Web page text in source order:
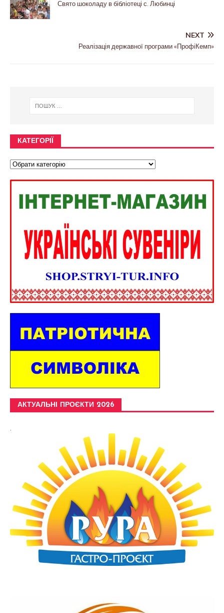
Свято шоколаду в бібліотеці с. Любинці
NEXT
Реалізація державної програми «ПрофіКемп»
КАТЕГОРІЇ
АКТУАЛЬНІ ПРОЄКТИ 2026
.